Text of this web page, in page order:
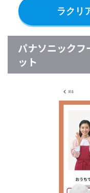
ラクリ
パナソニックフ
ット